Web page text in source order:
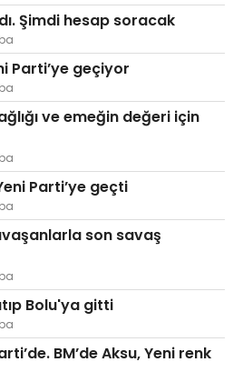
Şimdi hesap soracak
Parti’ye geçiyor
ve emeğin değeri için
Parti’ye geçti
son savaş
Bolu'ya gitti
BM’de Aksu, Yeni renk